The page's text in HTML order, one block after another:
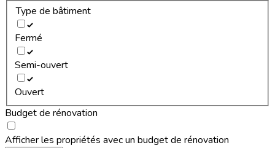
Type de bâtiment
Fermé
Semi-ouvert
Ouvert
Budget de rénovation
Afficher les propriétés avec un budget de rénovation